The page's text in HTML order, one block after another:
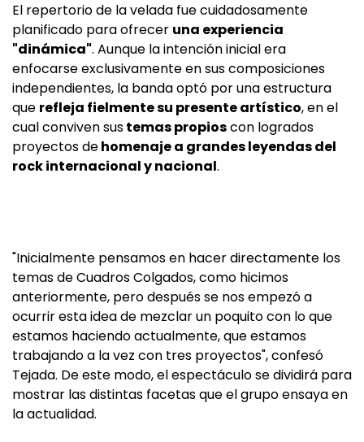
El repertorio de la velada fue cuidadosamente
planificado para ofrecer una experiencia
"dinámica". Aunque la intención inicial era
enfocarse exclusivamente en sus composiciones
independientes, la banda optó por una estructura
que refleja fielmente su presente artístico, en el
cual conviven sustemas propioscon logrados
proyectos dehomenaje a grandes leyendas del
rock internacional y nacional.
"Inicialmente pensamos en hacer directamente los
temas de Cuadros Colgados, como hicimos
anteriormente, pero después se nos empezó a
ocurrir esta idea de mezclar un poquito con lo que
estamos haciendo actualmente, que estamos
trabajando a la vez con tres proyectos", confesó
Tejada. De este modo, el espectáculo se dividirá para
mostrar las distintas facetas que el grupo ensaya en
la actualidad.